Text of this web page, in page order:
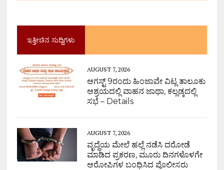
ಇತ್ತೀಚಿನ ಸುದ್ದಿಗಳು
AUGUST 7, 2026
ಆಗಸ್ಟ್ 9ರಂದು ಹಿಂಜಾವೇ ವಿಟ್ಲ ತಾಲೂಕು
ಆಶ್ರಯದಲ್ಲಿ ವಾಹನ ಜಾಥಾ, ಕಲ್ಲಡ್ಕದಲ್ಲಿ
ಸಭೆ – Details
AUGUST 7, 2026
ವೃದ್ಧೆಯ ಮೇಲೆ ಹಲ್ಲೆ ನಡೆಸಿ ದರೋಡೆ
ಮಾಡಿದ ಪ್ರಕರಣ, ಮೂರು ದಿನಗಳೊಳಗೇ
ಆರೋಪಿಗಳ ಬಂಧಿಸಿದ ಪೊಲೀಸರು